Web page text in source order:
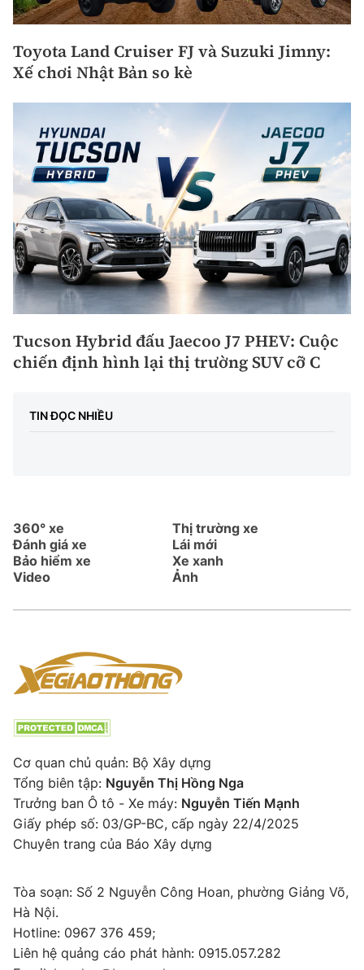
Toyota Land Cruiser FJ và Suzuki Jimny:
Xế chơi Nhật Bản so kè
Tucson Hybrid đấu Jaecoo J7 PHEV: Cuộc
chiến định hình lại thị trường SUV cỡ C
TIN ĐỌC NHIỀU
360° xe
Thị trường xe
Đánh giá xe
Lái mới
Bảo hiểm xe
Xe xanh
Video
Ảnh
Cơ quan chủ quản: Bộ Xây dựng
Tổng biên tập: Nguyễn Thị Hồng Nga
Trưởng ban Ô tô - Xe máy: Nguyễn Tiến Mạnh
Giấy phép số: 03/GP-BC, cấp ngày 22/4/2025
Chuyên trang của Báo Xây dựng
Tòa soạn: Số 2 Nguyễn Công Hoan, phường Giảng Võ,
Hà Nội.
Hotline: 0967 376 459;
Liên hệ quảng cáo phát hành: 0915.057.282